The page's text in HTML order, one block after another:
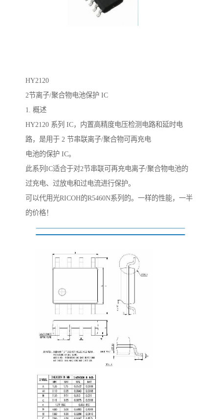
HY2120
2节离子/聚合物电池保护 IC
1. 概述
HY2120 系列 IC，内置高精度电压检测电路和延时电
路，是用于 2 节串联离子/聚合物可再充电
电池的保护 IC。
此系列IC适合于对2节串联可再充电离子/聚合物电池的
过充电、过放电和过电流进行保护。
可以代用光RICOH的R5460N系列的。一样的性能，一半
的价格！